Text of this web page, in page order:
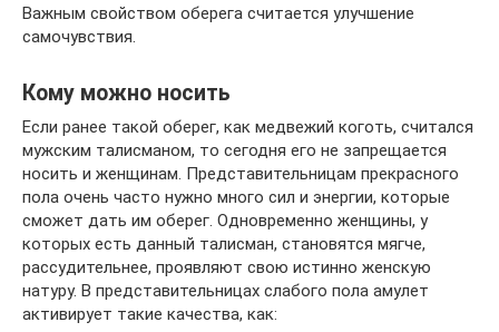
Важным свойством оберега считается улучшение
самочувствия.
Кому можно носить
Если ранее такой оберег, как медвежий коготь, считался
мужским талисманом, то сегодня его не запрещается
носить и женщинам. Представительницам прекрасного
пола очень часто нужно много сил и энергии, которые
сможет дать им оберег. Одновременно женщины, у
которых есть данный талисман, становятся мягче,
рассудительнее, проявляют свою истинно женскую
натуру. В представительницах слабого пола амулет
активирует такие качества, как: